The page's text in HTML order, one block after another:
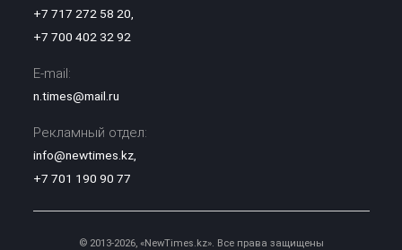
+7 717 272 58 20
+7 700 402 32 92
E-mail:
n.times@mail.ru
Рекламный отдел:
info@newtimes.kz,
+7 701 190 90 77
© 2013-2026, «NewTimes.kz». Все права защищены